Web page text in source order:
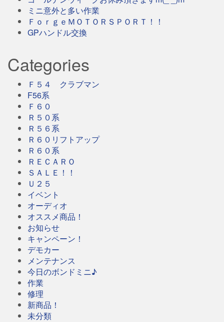
ミニ意外と多い作業
ＦｏｒｇｅＭＯＴＯＲＳＰＯＲＴ！！
GPハンドル交換
Categories
Ｆ５４ クラブマン
F56系
Ｆ６０
Ｒ５０系
Ｒ５６系
Ｒ６０リフトアップ
Ｒ６０系
ＲＥＣＡＲＯ
ＳＡＬＥ！！
Ｕ２５
イベント
オーディオ
オススメ商品！
お知らせ
キャンペーン！
デモカー
メンテナンス
今日のボンドミニ♪
作業
修理
新商品！
未分類